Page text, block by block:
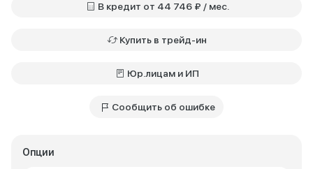
Опции
В кредит от 44 746 ₽ / мес.
Купить в трейд-ин
Юр.лицам и ИП
Сообщить об ошибке